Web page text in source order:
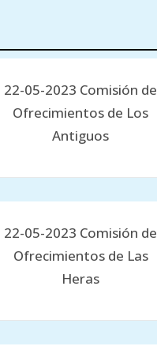
22-05-2023 Comisión de
Ofrecimientos de Los
Antiguos
22-05-2023 Comisión de
Ofrecimientos de Las
Heras